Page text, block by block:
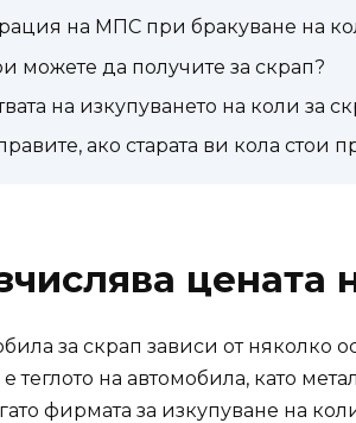
на МПС при бракуване на
можете да получите за скрап?
на изкупуването на коли за
ако старата ви кола стои
цената
за скрап зависи от няколко
теглото на автомобила, като
фирмата за изкупуване на